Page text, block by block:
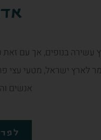
עשירה בנופים, אך עם
לארץ ישראל, מטעי עצי
אנשים